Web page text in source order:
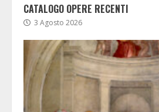
CATALOGO OPERE RECENTI
3 Agosto 2026